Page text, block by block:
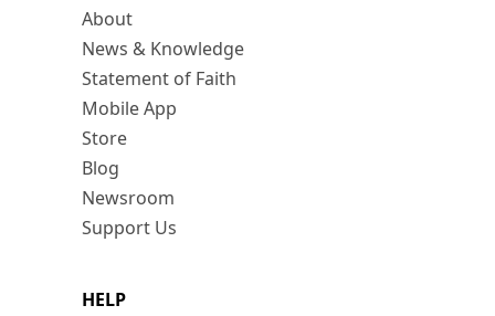
About
News & Knowledge
Statement of Faith
Mobile App
Store
Blog
Newsroom
Support Us
HELP